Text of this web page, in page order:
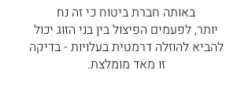
באותה חברת ביטוח כי זה נח
יותר,לפעמים הפיצול בין בני הזוג יכול
להביא להוזלה דרמטית בעלויות - בדיקה
זו מאד מומלצת.